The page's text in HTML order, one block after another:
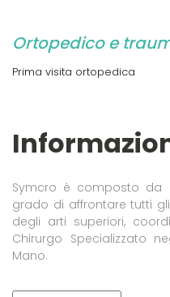
Ortopedico e
Prima visita ortopedica
Symcro è composto da
grado di affrontare tutti
degli arti superiori,
Chirurgo Specializzato
Mano.